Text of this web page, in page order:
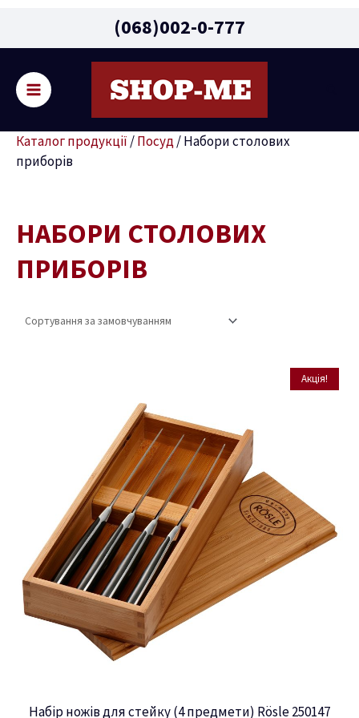
(068)002-0-777
Menu
Каталог продукції /Посуд/Набори столових
приборів
НАБОРИ СТОЛОВИХ
ПРИБОРІВ
Акція!
Набір ножів для стейку (4 предмети) Rösle 250147